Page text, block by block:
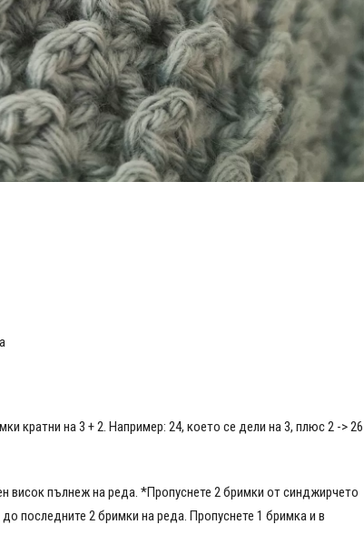
кратни на 3 + 2. Например: 24, което се дели на 3, плюс 2 -> 26
висок пълнеж на реда. *Пропуснете 2 бримки от синджирчето
последните 2 бримки на реда. Пропуснете 1 бримка и в